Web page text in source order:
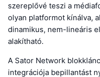
szereplővé teszi a
olyan platformot kínálva,
dinamikus, nem-lineáris
alakítható.
A Sator Network
integrációja bepillantást